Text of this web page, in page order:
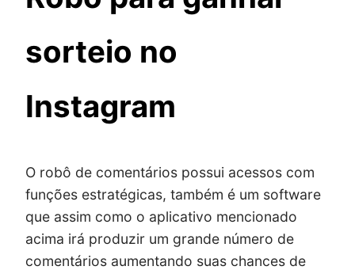
sorteio no
Instagram
O robô de comentários possui acessos com
funções estratégicas, também é um software
que assim como o aplicativo mencionado
acima irá produzir um grande número de
comentários aumentando suas chances de